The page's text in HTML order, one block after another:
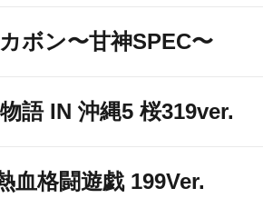
ボン〜甘神SPEC〜
語 IN 沖縄5 桜319ver.
血格闘遊戯 199Ver.